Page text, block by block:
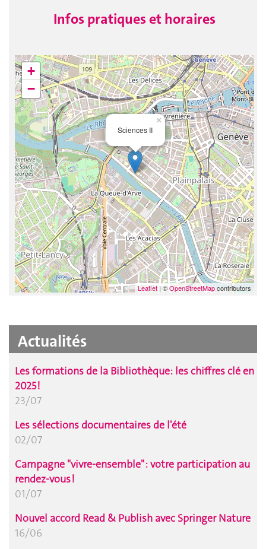
Infos pratiques et horaires
Sciences II
×
+
−
Leaflet| ©OpenStreetMapcontributors
Actualités
Les formations de la Bibliothèque: les chiffres clé en
2025 !
23/07
Les sélections documentaires de l'été
02/07
Campagne "vivre-ensemble" : votre participation au
rendez-vous !
01/07
Nouvel accord Read & Publish avec Springer Nature
16/06